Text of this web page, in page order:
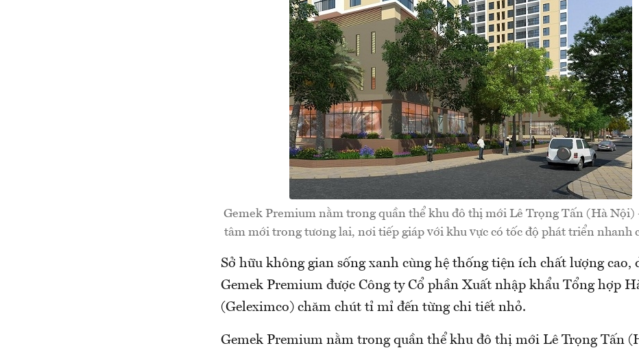
Gemek Premium nằm trong quần thể khu đô thị mới Lê Trọng Tấn (Hà Nội)
tâm mới trong tương lai, nơi tiếp giáp với khu vực có tốc độ phát triển nhanh
Sở hữu không gian sống xanh cùng hệ thống tiện ích chất lượng cao,
Gemek Premium được Công ty Cổ phần Xuất nhập khẩu Tổng hợp
(Geleximco) chăm chút tỉ mỉ đến từng chi tiết nhỏ.
Gemek Premium nằm trong quần thể khu đô thị mới Lê Trọng Tấn